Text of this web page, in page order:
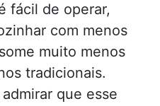
fácil de operar,
com menos
muito menos
tradicionais.
que esse